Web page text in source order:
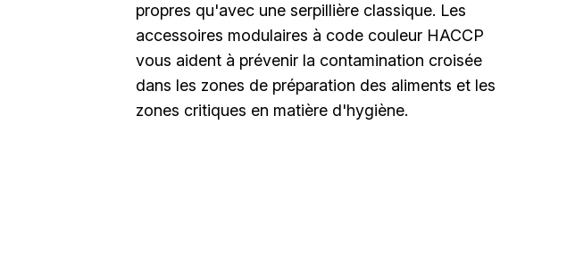
propres qu'avec une serpillière classique. Les
accessoires modulaires à code couleur HACCP
vous aident à prévenir la contamination croisée
dans les zones de préparation des aliments et les
zones critiques en matière d'hygiène.